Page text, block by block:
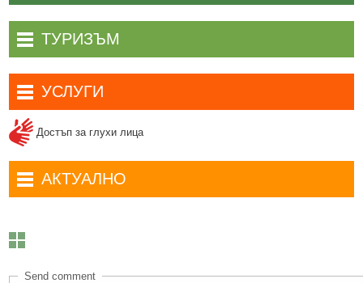
CONTACT US
ТУРИЗЪМ
Send comment
УСЛУГИ
Достъп за глухи лица
АКТУАЛНО